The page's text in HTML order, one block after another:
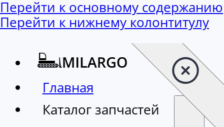
Перейти к основному содержанию
Перейти к нижнему колонтитулу
Главная
Каталог запчастей